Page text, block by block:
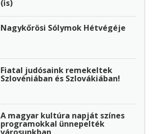
(is)
Nagykőrösi Sólymok Hétvégéje
Fiatal judósaink remekeltek
Szlovéniában és Szlovákiában!
A magyar kultúra napját színes
programokkal ünnepelték